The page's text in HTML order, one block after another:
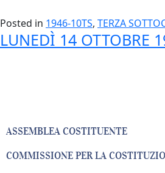
Posted in 1946-10TS, TERZA
LUNEDÌ 14 OTTOBRE
ASSEMBLEA COSTITUENTE
COMMISSIONE PER LA